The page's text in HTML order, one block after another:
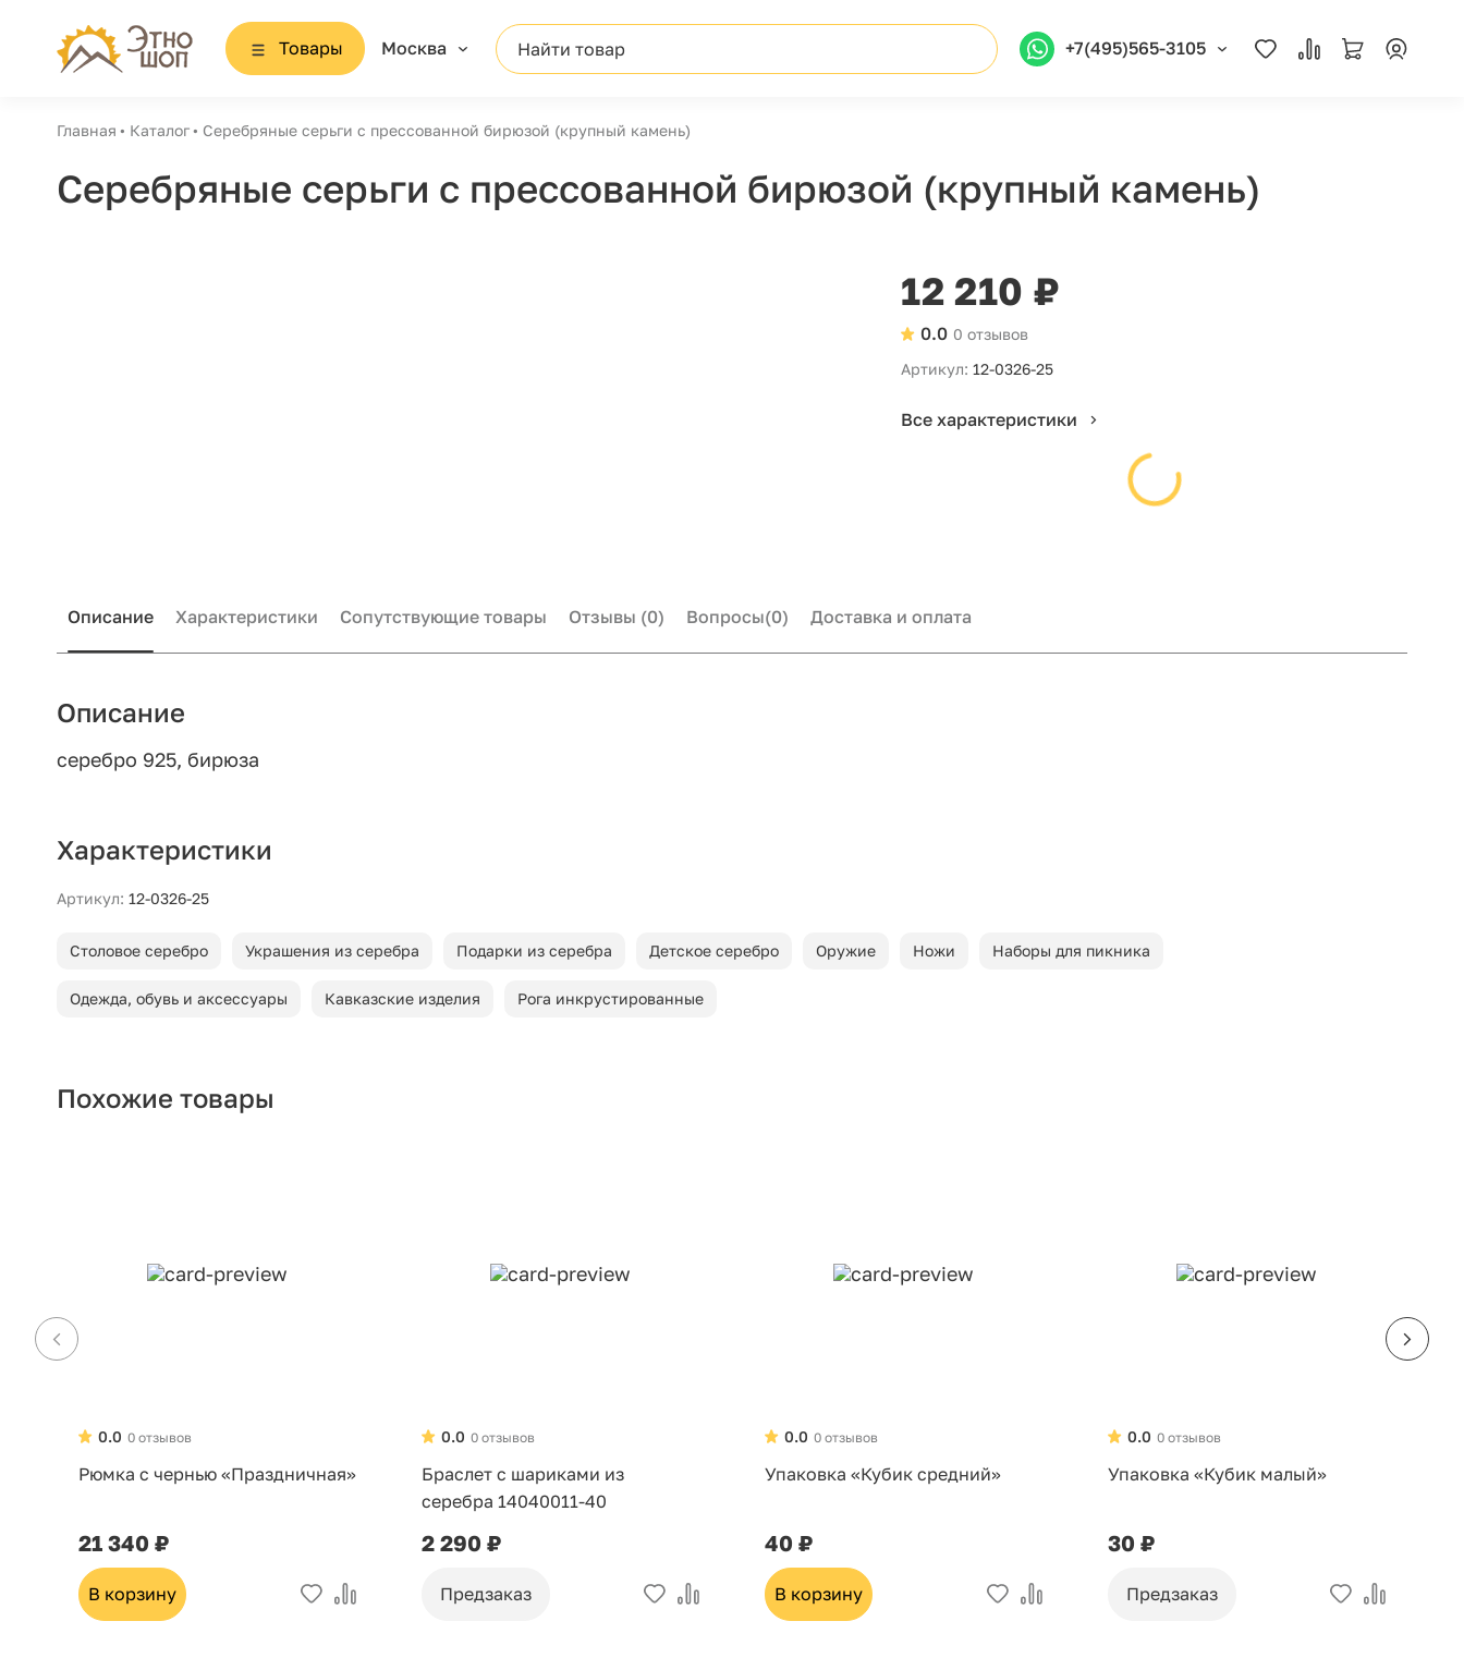
Товары Москва Найти товар +7(495)565-3105
Главная Каталог Серебряные серьги с прессованной бирюзой (крупный камень)
Серебряные серьги с прессованной бирюзой (крупный камень)
12 210 ₽
0 отзывов
0.0
Артикул: 12-0326-25
Все характеристики
Описание Характеристики Сопутствующие товары Отзывы (0) Вопросы(0) Доставка и оплата
Описание
серебро 925, бирюза
Характеристики
Артикул: 12-0326-25
Столовое серебро Украшения из серебра Подарки из серебра Детское серебро Оружие Ножи Наборы для пикника
Одежда, обувь и аксессуары Кавказские изделия Рога инкрустированные
Похожие товары
0 отзывов
0.0
Рюмка с чернью «Праздничная»
21 340 ₽
В корзину
0 отзывов
0.0
Браслет с шариками из
серебра 14040011-40
2 290 ₽
Предзаказ
0 отзывов
0.0
Упаковка «Кубик средний»
40 ₽
В корзину
0 отзывов
0.0
Упаковка «Кубик малый»
30 ₽
Предзаказ